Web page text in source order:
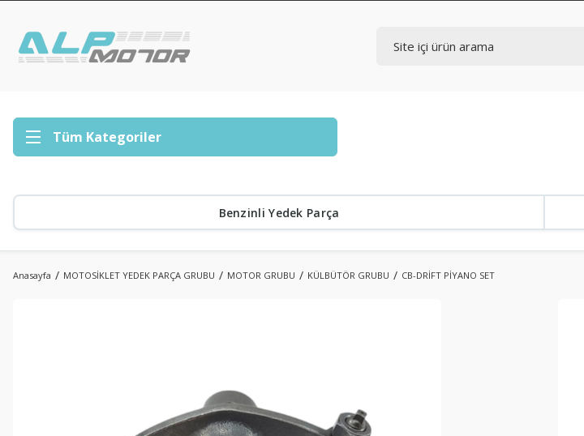
Tüm Kategoriler
Benzinli Yedek Parça
Anasayfa MOTOSİKLET YEDEK PARÇA GRUBU MOTOR GRUBU KÜLBÜTÖR GRUBU CB-DRİFT PİYANO SET